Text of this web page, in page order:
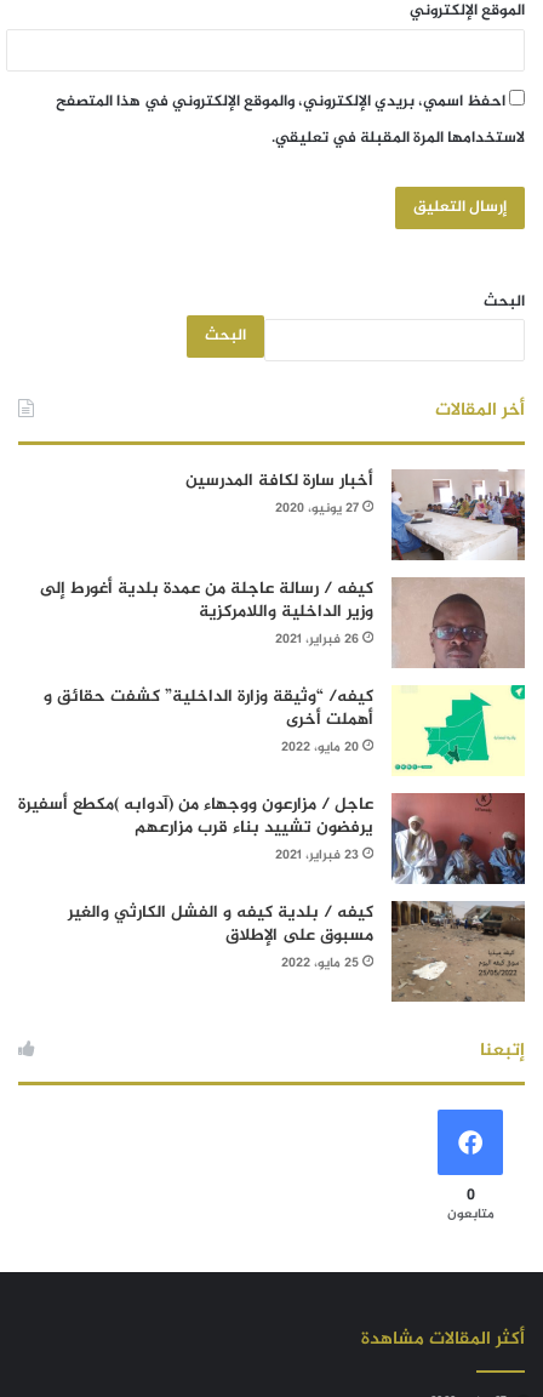
الموقع الإلكتروني
احفظ اسمي، بريدي الإلكتروني، والموقع الإلكتروني في هذا المتصفح
لاستخدامها المرة المقبلة في تعليقي.
البحث
البحث
أخر المقالات
أخبار سارة لكافة المدرسين
27 يونيو، 2020
كيفه / رسالة عاجلة من عمدة بلدية أغورط إلى
وزير الداخلية واللامركزية
26 فبراير، 2021
كيفه/ “وثيقة وزارة الداخلية” كشفت حقائق و
أهملت أخرى
20 مايو، 2022
عاجل / مزارعون ووجهاء من (آدوابه )مكطع أسفيرة
يرفضون تشييد بناء قرب مزارعهم
23 فبراير، 2021
كيفه / بلدية كيفه و الفشل الكارثي والغير
مسبوق على الإطلاق
25 مايو، 2022
إتبعنا
0
متابعون
أكثر المقالات مشاهدة